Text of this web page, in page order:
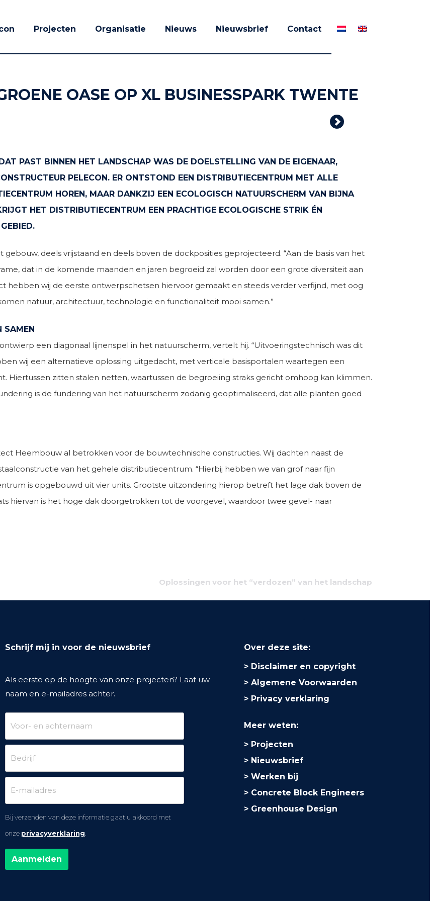
Projecten Organisatie Nieuws Nieuwsbrief Contact
OASE OP XL BUSINESSPARK TWENTE
Next
PAST BINNEN HET LANDSCHAP WAS DE DOELSTELLING VAN DE EIGENAAR,
PELECON. ER ONTSTOND EEN DISTRIBUTIECENTRUM MET ALLE
HOREN, MAAR DANKZIJ EEN ECOLOGISCH NATUURSCHERM VAN BIJNA
HET DISTRIBUTIECENTRUM EEN PRACHTIGE ECOLOGISCHE STRIK ÉN
deels vrijstaand en deels boven de dockposities geprojecteerd. “Aan de basis van het
dat in de komende maanden en jaren begroeid zal worden door een grote diversiteit aan
hebben wij de eerste ontwerpschetsen hiervoor gemaakt en steeds verder verfijnd, met oog
natuur, architectuur, technologie en functionaliteit mooi samen.”
SAMEN
een diagonaal lijnenspel in het natuurscherm, vertelt hij. “Uitvoeringstechnisch was dit
wij een alternatieve oplossing uitgedacht, met verticale basisportalen waartegen een
Hiertussen zitten stalen netten, waartussen de begroeiing straks gericht omhoog kan klimmen.
is de fundering van het natuurscherm zodanig geoptimaliseerd, dat alle planten goed
Heembouw al betrokken voor de bouwtechnische constructies. Wij dachten naast de
van het gehele distributiecentrum. “Hierbij hebben we van grof naar fijn
is opgebouwd uit vier units. Grootste uitzondering hierop betreft het lage dak boven de
hiervan is het hoge dak doorgetrokken tot de voorgevel, waardoor twee gevel- naar
Oplossingen voor het “verdozen” van het landschap
Schrijf mij in voor de nieuwsbrief
Als eerste op de hoogte van onze projecten? Laat uw
naam en e-mailadres achter.
Bij verzenden van deze informatie gaat u akkoord met
onze privacyverklaring
Over deze site:
Disclaimer en copyright
Algemene Voorwaarden
Privacy verklaring
Meer weten:
Projecten
Nieuwsbrief
Werken bij
Concrete Block Engineers
Greenhouse Design